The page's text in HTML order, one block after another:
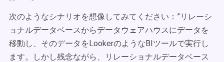
次のようなシナリオを想像してみてください：”リレーシ
ョナルデータベースからデータウェアハウスにデータを
移動し、そのデータをLookerのようなBIツールで実行し
ます。しかし残念ながら、リレーショナルデータベース